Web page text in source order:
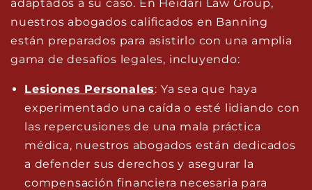
adaptados a su caso. En Heidari Law Group,
nuestros abogados calificados en Banning
están preparados para asistirlo con una amplia
gama de desafíos legales, incluyendo:
Lesiones Personales: Ya sea que haya
experimentado una caída o esté lidiando con
las repercusiones de una mala práctica
médica, nuestros abogados están dedicados
a defender sus derechos y asegurar la
compensación financiera necesaria para